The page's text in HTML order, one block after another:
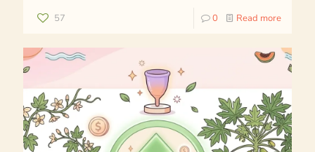
57 0 Read more